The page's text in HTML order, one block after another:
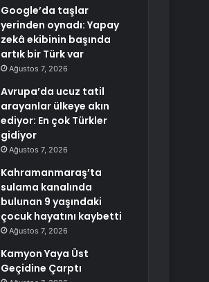
Google’da taşlar
yerinden oynadı: Yapay
zekâ ekibinin başında
artık bir Türk var
Ağustos 7, 2026
Avrupa’da ucuz tatil
arayanlar ülkeye akın
ediyor: En çok Türkler
gidiyor
Ağustos 7, 2026
Kahramanmaraş’ta
sulama kanalında
bulunan 9 yaşındaki
çocuk hayatını kaybetti
Ağustos 7, 2026
Kamyon Yaya Üst
Geçidine Çarptı